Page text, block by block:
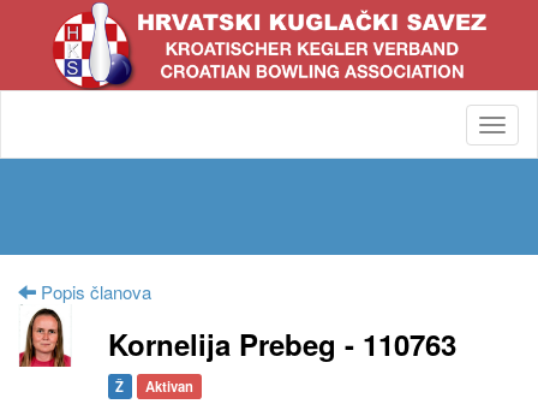
Popis članova
Kornelija Prebeg - 110763
Ž Aktivan